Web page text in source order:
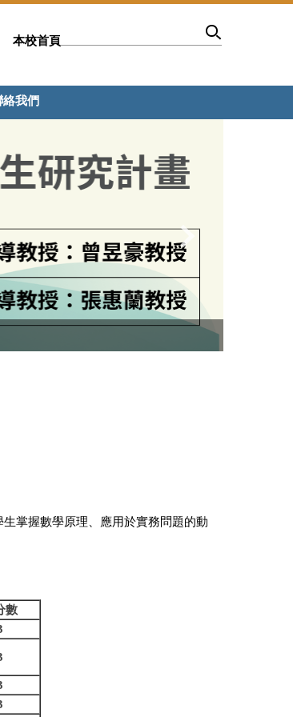
本校首頁
絡我們
掌握數學原理、應用於實務問題的動
數